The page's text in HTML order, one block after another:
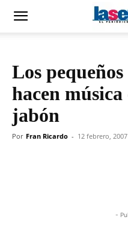
Los
hacen
jabón
Por Fran Ricardo - 12 febrero, 2007
-